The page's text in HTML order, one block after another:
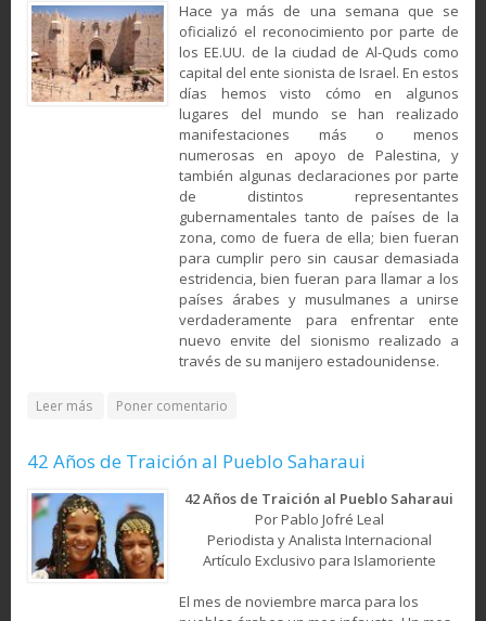
Hace ya más de una semana que se
oficializó el reconocimiento por parte de
los EE.UU. de la ciudad de Al-Quds como
capital del ente sionista de Israel. En estos
días hemos visto cómo en algunos
lugares del mundo se han realizado
manifestaciones más o menos
numerosas en apoyo de Palestina, y
también algunas declaraciones por parte
de distintos representantes
gubernamentales tanto de países de la
zona, como de fuera de ella; bien fueran
para cumplir pero sin causar demasiada
estridencia, bien fueran para llamar a los
países árabes y musulmanes a unirse
verdaderamente para enfrentar ente
nuevo envite del sionismo realizado a
través de su manijero estadounidense.
Leer más about Al-Quds
Poner comentario
42 Años de Traición al Pueblo Saharaui
42 Años de Traición al Pueblo Saharaui
Por Pablo Jofré Leal
Periodista y Analista Internacional
Artículo Exclusivo para Islamoriente
El mes de noviembre marca para los